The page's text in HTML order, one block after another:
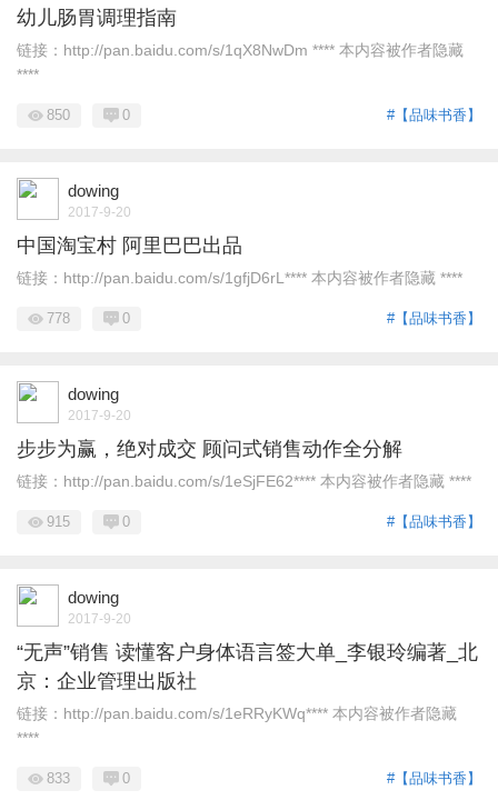
幼儿肠胃调理指南
链接：http://pan.baidu.com/s/1qX8NwDm **** 本内容被作者隐藏
****
#【品味书香】
850 0
dowing
2017-9-20
中国淘宝村 阿里巴巴出品
链接：http://pan.baidu.com/s/1gfjD6rL**** 本内容被作者隐藏 ****
#【品味书香】
778 0
dowing
2017-9-20
步步为赢，绝对成交 顾问式销售动作全分解
链接：http://pan.baidu.com/s/1eSjFE62**** 本内容被作者隐藏 ****
#【品味书香】
915 0
dowing
2017-9-20
“无声”销售 读懂客户身体语言签大单_李银玲编著_北
京：企业管理出版社
链接：http://pan.baidu.com/s/1eRRyKWq**** 本内容被作者隐藏
****
#【品味书香】
833 0